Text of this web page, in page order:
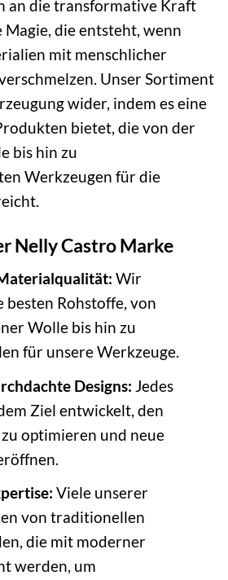
an die transformative Kraft
die entsteht, wenn
mit menschlicher
Unser Sortiment
wider, indem es eine
bietet, die von der
bis hin zu
Werkzeugen für die
Nelly Castro Marke
Wir
Rohstoffe, von
Wolle bis hin zu
für unsere Werkzeuge.
Designs: Jedes
Ziel entwickelt, den
optimieren und neue
Viele unserer
von traditionellen
die mit moderner
werden, um